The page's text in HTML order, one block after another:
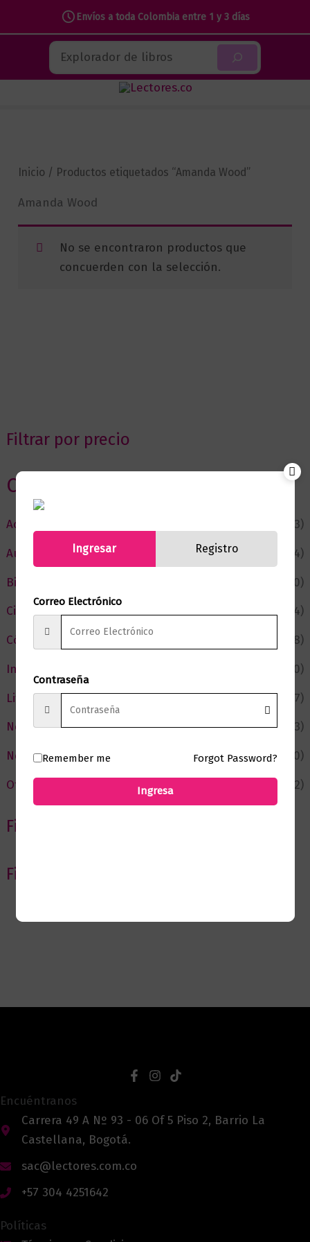
Envíos a toda Colombia entre 1 y 3 días
contenido
Buscar
Filtrar por precio
Categorias
Actualidad
(53)
Autor del Mes
(4)
Bienestar
(230)
Ciencia y Conocimiento
(74)
Cómic y Fantasía
(88)
Infantil y Juvenil
(210)
Literatura
(367)
Negocios
(43)
Novedades
(110)
Ofertas
(12)
Filtrar por Autor
Filtrar por editorial
Inicio / Productos etiquetados “Amanda Wood”
Amanda Wood
No se encontraron productos que
concuerden con la selección.
Encuéntranos
Carrera 49 A Nº 93 - 06 Of 5 Piso 2, Barrio La
Castellana, Bogotá.
sac@lectores.com.co
+57 304 4251642
Políticas
Ingresar Registro
Correo Electrónico
Contraseña
Remember me Forgot Password?
Ingresa